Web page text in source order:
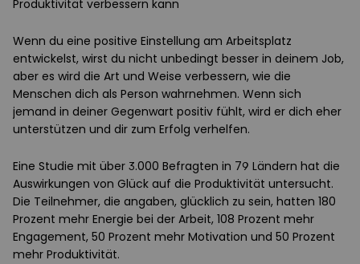
Produktivität verbessern kann
Wenn du eine positive Einstellung am Arbeitsplatz
entwickelst, wirst du nicht unbedingt besser in deinem Job,
aber es wird die Art und Weise verbessern, wie die
Menschen dich als Person wahrnehmen. Wenn sich
jemand in deiner Gegenwart positiv fühlt, wird er dich eher
unterstützen und dir zum Erfolg verhelfen.
Eine Studie mit über 3.000 Befragten in 79 Ländern hat die
Auswirkungen von Glück auf die Produktivität untersucht.
Die Teilnehmer, die angaben, glücklich zu sein, hatten 180
Prozent mehr Energie bei der Arbeit, 108 Prozent mehr
Engagement, 50 Prozent mehr Motivation und 50 Prozent
mehr Produktivität.